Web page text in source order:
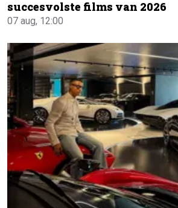
succesvolste films van 2026
07 aug, 12:00